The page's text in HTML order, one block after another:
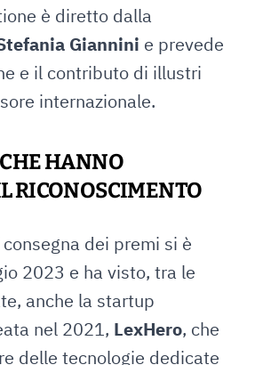
è diretto dalla
Giannini e prevede
e il contributo di illustri
internazionale.
HANNO
RICONOSCIMENTO
dei premi si è
2023 e ha visto, tra le
anche la startup
nel 2021, LexHero, che
delle tecnologie dedicate